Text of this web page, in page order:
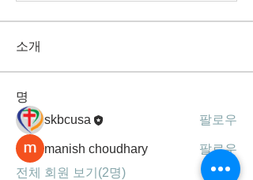
소개
명
skbcusa
팔로우
manish choudhary
팔로우
전체 회원 보기(2명)